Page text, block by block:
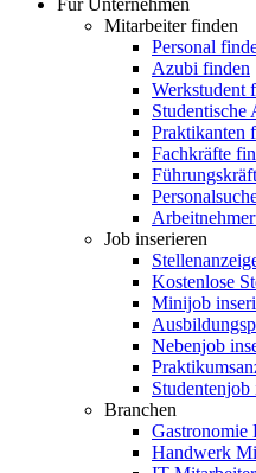
Für Unternehmen
Mitarbeiter finden
Personal
Azubi finden
Werkstudent
Studentische
Praktikanten
Fachkräfte
Job inserieren
Kostenlose
Minijob
Nebenjob
Studentenjob
Branchen
Gastronomie
Handwerk